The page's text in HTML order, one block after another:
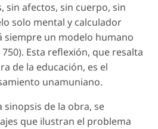
sin afectos, sin cuerpo, sin
solo mental y calculador
siempre un modelo humano
Esta reflexión, que resalta
de la educación, es el
unamuniano.
de la obra, se
que ilustran el problema